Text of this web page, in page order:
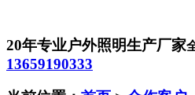
20年专业户外照明生产厂家
13659190333